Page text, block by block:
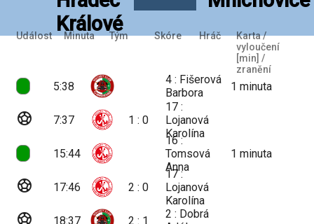
Králové
Událost Minuta Tým Skóre Hráč
Karta /
vyloučení
[min] /
zranění
5:38
4 : Fišerová
Barbora
1minuta
sports_soccer 7:37 1 : 0
17 :
Lojanová
Karolína
15:44
16 :
Tomsová
Anna
1minuta
sports_soccer 17:46 2 : 0
17 :
Lojanová
Karolína
sports_soccer 18:37 2 : 1
2 : Dobrá